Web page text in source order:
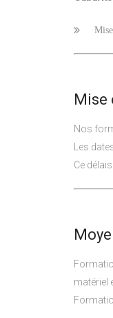
Mise
Nos
Les
Ce
matériel